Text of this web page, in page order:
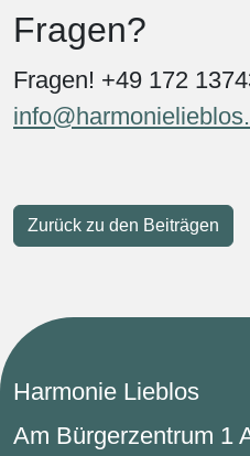
Fragen?
Fragen! +49 172
Zurück zu den Beiträgen
Harmonie Lieblos
Am Bürgerzentrum 1